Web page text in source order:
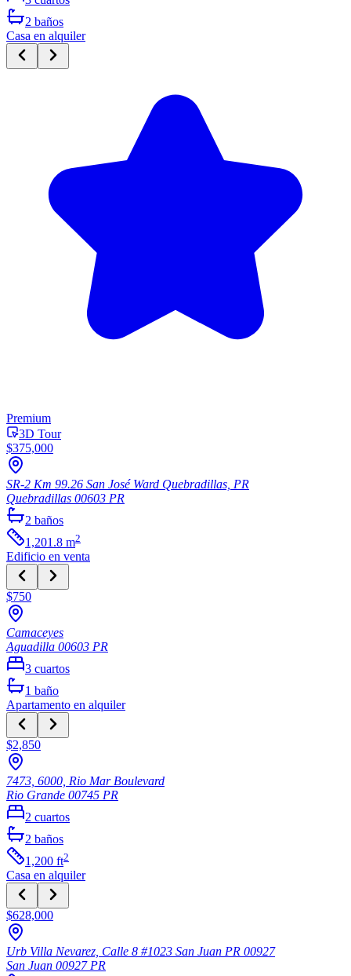
2 baños
Casa en alquiler
Premium
3D Tour
$375,000
SR-2 Km 99.26 San José Ward Quebradillas, PR
Quebradillas 00603 PR
2 baños
1,201.8 m2
Edificio en venta
$750
Camaceyes
Aguadilla 00603 PR
3 cuartos
1 baño
Apartamento en alquiler
$2,850
7473, 6000, Rio Mar Boulevard
Rio Grande 00745 PR
2 cuartos
2 baños
1,200 ft2
Casa en alquiler
$628,000
Urb Villa Nevarez, Calle 8 #1023 San Juan PR 00927
San Juan 00927PR